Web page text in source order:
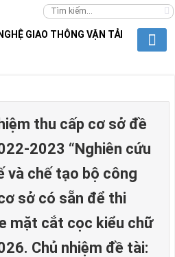
thu cấp cơ sở đề
2023 “Nghiên cứu
và chế tạo bộ công
sở có sẵn để thi
mặt cắt cọc kiểu chữ
Chủ nhiệm đề tài: